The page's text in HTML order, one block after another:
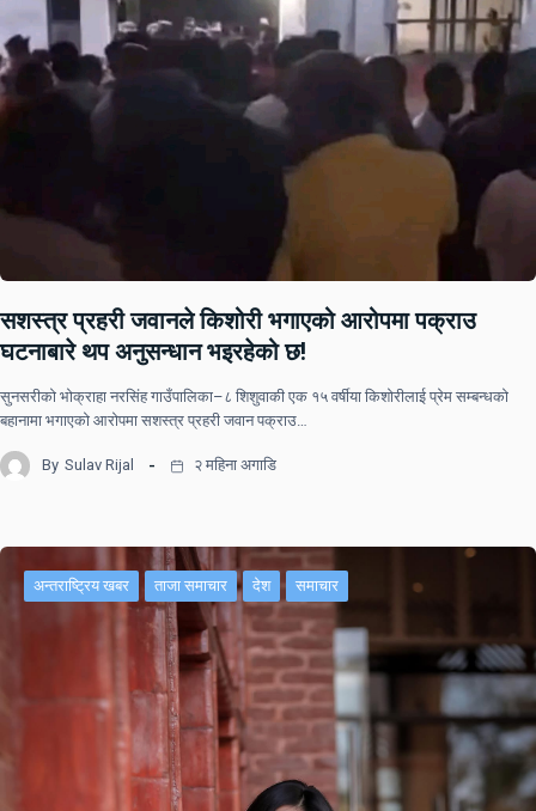
सशस्त्र प्रहरी जवानले किशोरी भगाएको आरोपमा पक्राउ
घटनाबारे थप अनुसन्धान भइरहेको छ!
सुनसरीको भोक्राहा नरसिंह गाउँपालिका–८ शिशुवाकी एक १५ वर्षीया किशोरीलाई प्रेम सम्बन्धको
बहानामा भगाएको आरोपमा सशस्त्र प्रहरी जवान पक्राउ…
By Sulav Rijal २ महिना अगाडि
अन्तराष्ट्रिय खबर ताजा समाचार देश समाचार